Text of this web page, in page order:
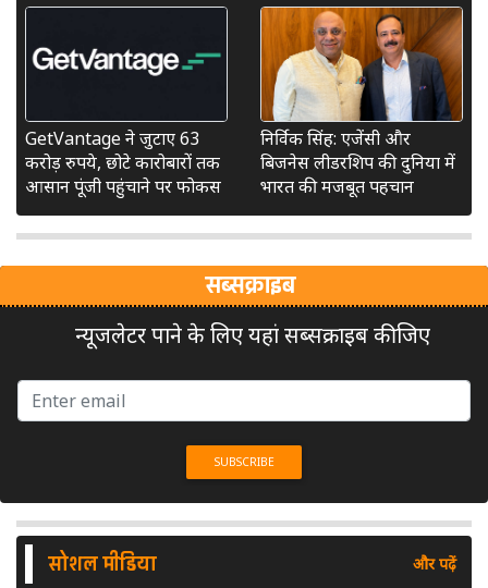
GetVantage ने जुटाए 63
करोड़ रुपये, छोटे कारोबारों तक
आसान पूंजी पहुंचाने पर फोकस
निर्विक सिंह: एजेंसी और
बिजनेस लीडरशिप की दुनिया में
भारत की मजबूत पहचान
सब्सक्राइब
न्यूजलेटर पाने के लिए यहां सब्सक्राइब कीजिए
सोशल मीडिया और पढ़ें